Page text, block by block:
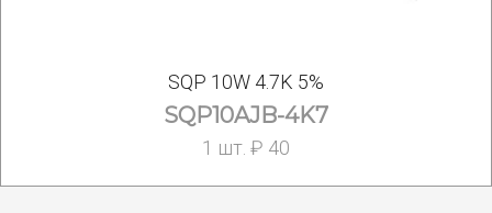
SQP 10W 4.7K 5%
SQP10AJB-4K7
1 шт. ₽ 40